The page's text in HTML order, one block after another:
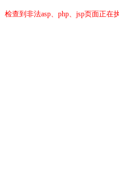
检查到非法asp、php、jsp页面正在